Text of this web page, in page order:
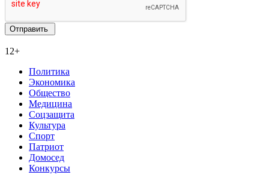
12+
Политика
Экономика
Общество
Медицина
Соцзащита
Культура
Спорт
Патриот
Домосед
Конкурсы